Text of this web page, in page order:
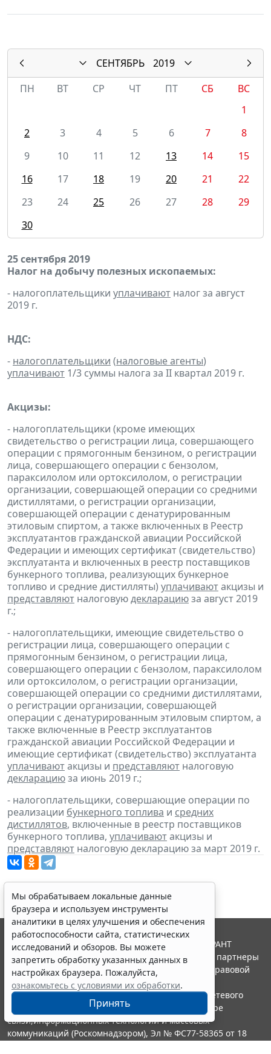
СЕНТЯБРЬ
2019
ПН
ВТ СР ЧТ ПТ СБ
ВС
1
2
3 4 5 6 7
8
9
10 11 12 13 14
15
16
17 18 19 20 21
22
23
24 25 26 27 28
29
30
25 сентября 2019
Налог на добычу полезных ископаемых:
- налогоплательщики уплачивают налог за август
2019 г.
НДС:
- налогоплательщики (налоговые агенты)
уплачивают 1/3 суммы налога за II квартал 2019 г.
Акцизы:
- налогоплательщики (кроме имеющих
свидетельство о регистрации лица, совершающего
операции с прямогонным бензином, о регистрации
лица, совершающего операции с бензолом,
параксилолом или ортоксилолом, о регистрации
организации, совершающей операции со средними
дистиллятами, о регистрации организации,
совершающей операции с денатурированным
этиловым спиртом, а также включенных в Реестр
эксплуатантов гражданской авиации Российской
Федерации и имеющих сертификат (свидетельство)
эксплуатанта и включенных в реестр поставщиков
бункерного топлива, реализующих бункерное
топливо и средние дистилляты) уплачиваютакцизы и
представляют налоговуюдекларациюза август 2019
г.;
- налогоплательщики, имеющие свидетельство о
регистрации лица, совершающего операции с
прямогонным бензином, о регистрации лица,
совершающего операции с бензолом, параксилолом
или ортоксилолом, о регистрации организации,
совершающей операции со средними дистиллятами,
о регистрации организации, совершающей
операции с денатурированным этиловым спиртом, а
также включенные в Реестр эксплуатантов
гражданской авиации Российской Федерации и
имеющие сертификат (свидетельство) эксплуатанта
уплачиваютакцизы и представляют налоговую
декларациюза июнь 2019 г.;
- налогоплательщики, совершающие операции по
реализации бункерного топлива и средних
дистиллятов, включенные в реестр поставщиков
бункерного топлива, уплачиваютакцизы и
представляют налоговую декларацию за март 2019 г.
Мы обрабатываем локальные данные
браузера и используем инструменты
аналитики в целях улучшения и обеспечения
работоспособности сайта, статистических
исследований и обзоров. Вы можете
запретить обработку указанных данных в
настройках браузера. Пожалуйста,
ознакомьтесь с условиями их обработки.
Принять
© ООО "НПП "ГАРАНТ-СЕРВИС", 2026. Система ГАРАНТ
выпускается с 1990 года. Компания "Гарант" и ее партнеры
являются участниками Российской ассоциации правовой
информации ГАРАНТ.
Портал ГАРАНТ.РУ зарегистрирован в качестве сетевого
издания Федеральной службой по надзору в сфере
связи,информационных технологий и массовых
коммуникаций (Роскомнадзором), Эл № ФС77-58365 от 18